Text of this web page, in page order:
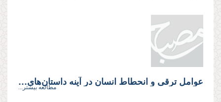
عوامل ترقی و انحطاط انسان در آینه داستان‌های قرآن
مطالعه بیشتر...